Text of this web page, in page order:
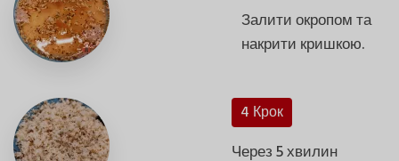
Залити окропом та
накрити кришкою.
4 Крок
Через 5 хвилин